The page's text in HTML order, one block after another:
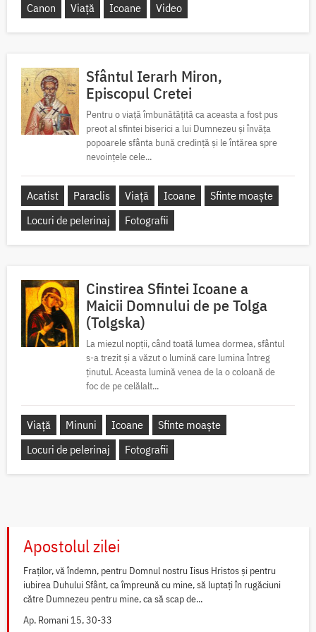
Canon Viață Icoane Video
Sfântul Ierarh Miron,
Episcopul Cretei
Pentru o viață îmbunătățită ca aceasta a fost pus
preot al sfintei biserici a lui Dumnezeu și învăța
popoarele sfânta bună credință și le întărea spre
nevoințele cele...
Acatist Paraclis Viață Icoane
Sfinte moaște
Locuri de pelerinaj
Fotografii
Cinstirea Sfintei Icoane a
Maicii Domnului de pe Tolga
(Tolgska)
La miezul nopții, când toată lumea dormea, sfântul
s-a trezit și a văzut o lumină care lumina întreg
ținutul. Aceasta lumină venea de la o coloană de
foc de pe celălalt...
Viață Minuni Icoane
Sfinte moaște
Locuri de pelerinaj
Fotografii
Apostolul zilei
Fraților, vă îndemn, pentru Domnul nostru Iisus Hristos și pentru
iubirea Duhului Sfânt, ca împreună cu mine, să luptați în rugăciuni
către Dumnezeu pentru mine, ca să scap de...
Ap. Romani 15, 30-33